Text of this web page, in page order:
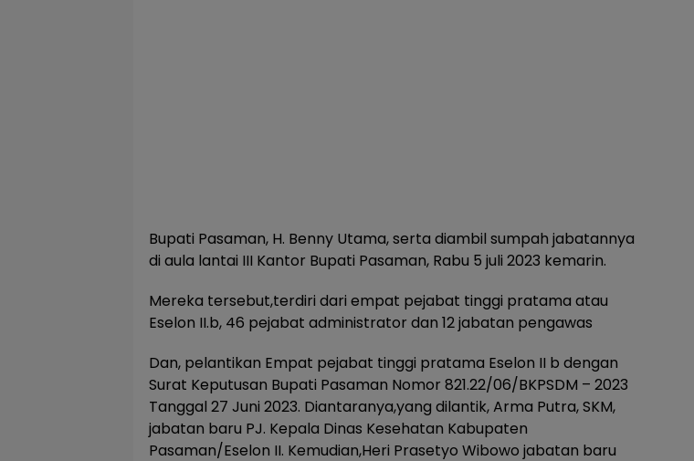
Bupati Pasaman, H. Benny Utama, serta diambil sumpah jabatannya
di aula lantai III Kantor Bupati Pasaman, Rabu 5 juli 2023 kemarin.
Mereka tersebut,terdiri dari empat pejabat tinggi pratama atau
Eselon II.b, 46 pejabat administrator dan 12 jabatan pengawas
Dan, pelantikan Empat pejabat tinggi pratama Eselon II b dengan
Surat Keputusan Bupati Pasaman Nomor 821.22/06/BKPSDM – 2023
Tanggal 27 Juni 2023. Diantaranya,yang dilantik, Arma Putra, SKM,
jabatan baru PJ. Kepala Dinas Kesehatan Kabupaten
Pasaman/Eselon II. Kemudian,Heri Prasetyo Wibowo jabatan baru